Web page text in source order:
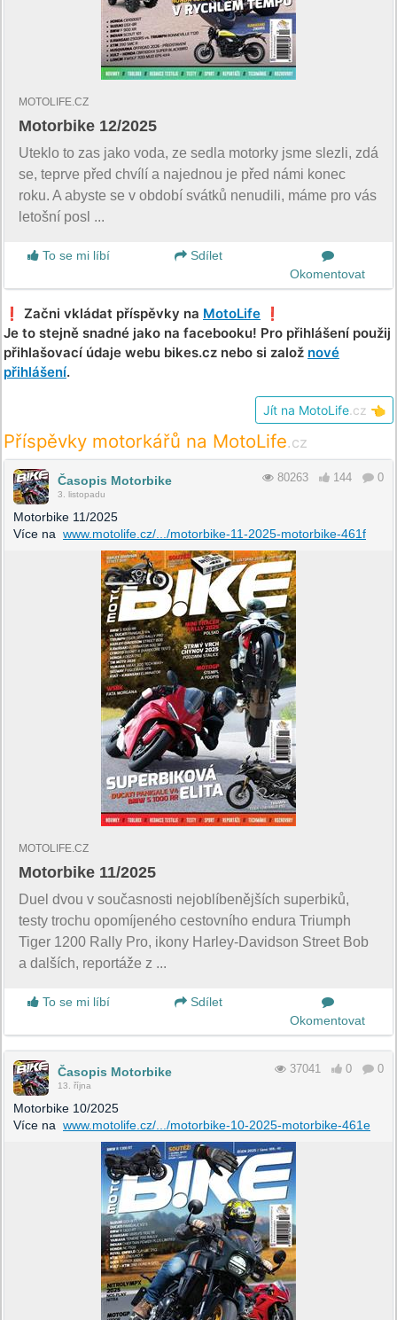
MOTOLIFE.CZ
Motorbike 12/2025
Uteklo to zas jako voda, ze sedla motorky jsme slezli, zdá
se, teprve před chvílí a najednou je před námi konec
roku. A abyste se v období svátků nenudili, máme pro vás
letošní posl ...
To se mi líbí
Sdílet
Okomentovat
❗️ Začni vkládat příspěvky na MotoLife ❗️
Je to stejně snadné jako na facebooku! Pro přihlášení použij
přihlašovací údaje webu bikes.cz nebo si založ nové
přihlášení.
Jít na MotoLife .cz 👈
Příspěvky motorkářů na MotoLife.cz
Časopis Motorbike
3. listopadu
80263 144 0
Motorbike 11/2025
Více na www.motolife.cz/.../motorbike-11-2025-motorbike-461f
MOTOLIFE.CZ
Motorbike 11/2025
Duel dvou v současnosti nejoblíbenějších superbiků,
testy trochu opomíjeného cestovního endura Triumph
Tiger 1200 Rally Pro, ikony Harley-Davidson Street Bob
a dalších, reportáže z ...
To se mi líbí
Sdílet
Okomentovat
Časopis Motorbike
13. října
37041 0 0
Motorbike 10/2025
Více na www.motolife.cz/.../motorbike-10-2025-motorbike-461e